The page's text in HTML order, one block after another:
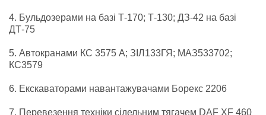
4. Бульдозерами на базі Т-170; Т-130; ДЗ-42 на базі
ДТ-75
5. Автокранами КС 3575 А; ЗІЛ133ГЯ; МАЗ533702;
КС3579
6. Екскаваторами навантажувачами Борекс 2206
7. Перевезення техніки сідельним тягачем DAF XF 460